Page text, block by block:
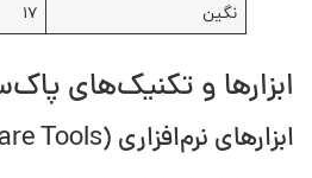
نگین
۱۷
ابزارها و تکنیک‌های
ابزارهای نرم‌افزاری (Software Tools)